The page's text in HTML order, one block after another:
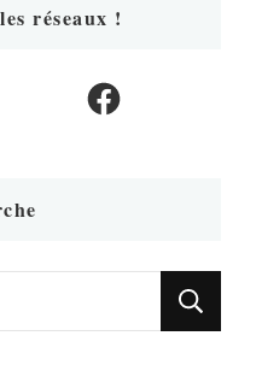
réseaux !
Facebook